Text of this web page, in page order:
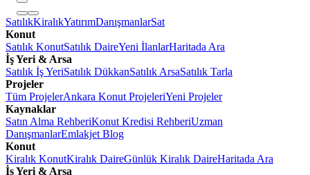
SatılıkKiralıkYatırımDanışmanlarSat
Konut
Satılık KonutSatılık DaireYeni İlanlarHaritada Ara
İş Yeri & Arsa
Satılık İş YeriSatılık DükkanSatılık ArsaSatılık Tarla
Projeler
Tüm ProjelerAnkara Konut ProjeleriYeni Projeler
Kaynaklar
Satın Alma RehberiKonut Kredisi RehberiUzman
DanışmanlarEmlakjet Blog
Konut
Kiralık KonutKiralık DaireGünlük Kiralık DaireHaritada Ara
İş Yeri & Arsa